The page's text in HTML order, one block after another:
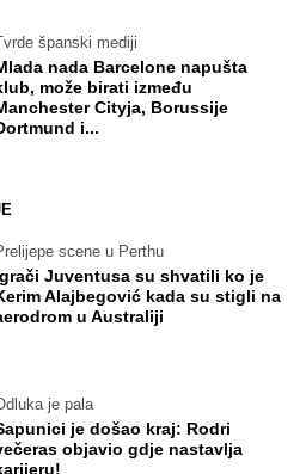
španski mediji
nada Barcelone napušta
može birati između
Cityja, Borussije
i...
scene u Perthu
Juventusa su shvatili ko je
Alajbegović kada su stigli na
u Australiji
je pala
je došao kraj: Rodri
objavio gdje nastavlja